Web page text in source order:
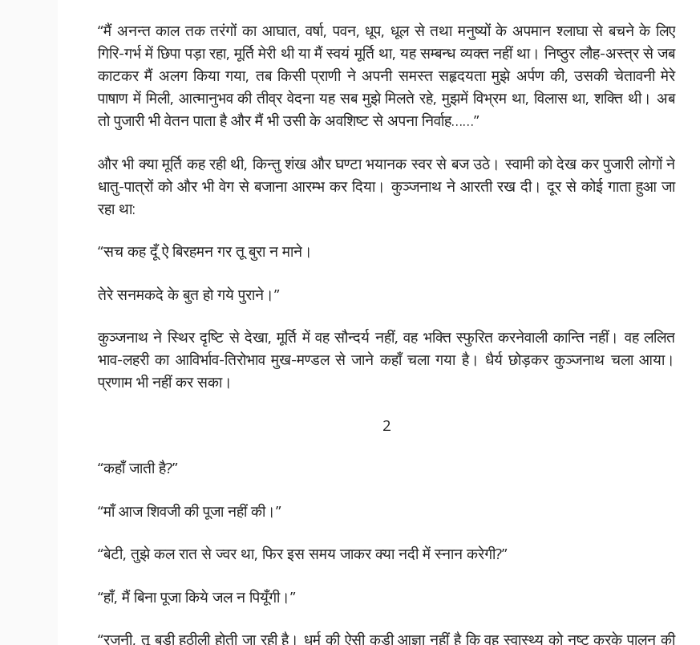
“मैं अनन्त काल तक तरंगों का आघात, वर्षा, पवन, धूप, धूल से तथा मनुष्यों के अपमान श्लाघा से बचने के लिए
गिरि-गर्भ में छिपा पड़ा रहा, मूर्ति मेरी थी या मैं स्वयं मूर्ति था, यह सम्बन्ध व्यक्त नहीं था। निष्ठुर लौह-अस्त्र से जब
काटकर मैं अलग किया गया, तब किसी प्राणी ने अपनी समस्त सहृदयता मुझे अर्पण की, उसकी चेतावनी मेरे
पाषाण में मिली, आत्मानुभव की तीव्र वेदना यह सब मुझे मिलते रहे, मुझमें विभ्रम था, विलास था, शक्ति थी। अब
तो पुजारी भी वेतन पाता है और मैं भी उसी के अवशिष्ट से अपना निर्वाह……”
और भी क्या मूर्ति कह रही थी, किन्तु शंख और घण्टा भयानक स्वर से बज उठे। स्वामी को देख कर पुजारी लोगों ने
धातु-पात्रों को और भी वेग से बजाना आरम्भ कर दिया। कुञ्जनाथ ने आरती रख दी। दूर से कोई गाता हुआ जा
रहा था:
“सच कह दूँ ऐ बिरहमन गर तू बुरा न माने।
तेरे सनमकदे के बुत हो गये पुराने।”
कुञ्जनाथ ने स्थिर दृष्टि से देखा, मूर्ति में वह सौन्दर्य नहीं, वह भक्ति स्फुरित करनेवाली कान्ति नहीं। वह ललित
भाव-लहरी का आविर्भाव-तिरोभाव मुख-मण्डल से जाने कहाँ चला गया है। धैर्य छोड़कर कुञ्जनाथ चला आया।
प्रणाम भी नहीं कर सका।
2
“कहाँ जाती है?”
“माँ आज शिवजी की पूजा नहीं की।”
“बेटी, तुझे कल रात से ज्वर था, फिर इस समय जाकर क्या नदी में स्नान करेगी?”
“हाँ, मैं बिना पूजा किये जल न पियूँगी।”
“रजनी, तू बड़ी हठीली होती जा रही है। धर्म की ऐसी कड़ी आज्ञा नहीं है कि वह स्वास्थ्य को नष्ट करके पालन की